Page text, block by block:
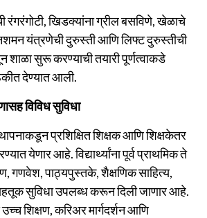
रंगरंगोटी, खिडक्यांना ग्रील बसविणे, खेळाचे
यंत्रणेची दुरुस्ती आणि लिफ्ट दुरुस्तीची
शाळा सुरू करण्याची तयारी पूर्णत्वाकडे
देण्यात आली.
विविध सुविधा
प्रशिक्षित शिक्षक आणि शिक्षकेतर
येणार आहे. विद्यार्थ्यांना पूर्व प्राथमिक ते
गणवेश, पाठ्यपुस्तके, शैक्षणिक साहित्य,
सुविधा उपलब्ध करून दिली जाणार आहे.
उच्च शिक्षण, करिअर मार्गदर्शन आणि